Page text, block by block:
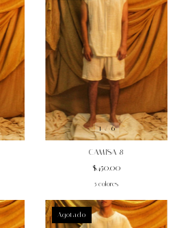
1/6
CAMISA 8
$450.00
5 colores
Agotado